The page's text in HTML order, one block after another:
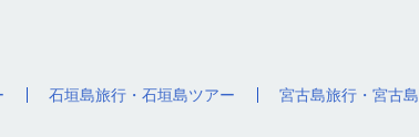
石垣島旅行・石垣島ツアー 宮古島旅行・宮古